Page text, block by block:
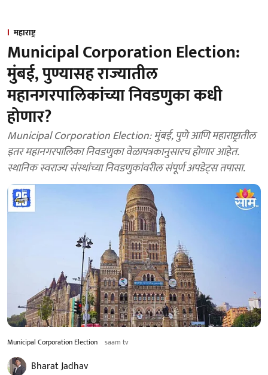
महाराष्ट्र
Municipal Corporation Election:
मुंबई, पुण्यासह राज्यातील
महानगरपालिकांच्या निवडणुका कधी
होणार?
Municipal Corporation Election: मुंबई, पुणे आणि महाराष्ट्रातील
इतर महानगरपालिका निवडणुका वेळापत्रकानुसारच होणार आहेत.
स्थानिक स्वराज्य संस्थांच्या निवडणुकांवरील संपूर्ण अपडेट्स तपासा.
Municipal Corporation Election saam tv
Bharat Jadhav